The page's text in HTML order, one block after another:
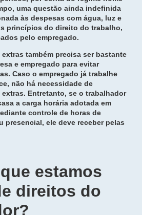
uma questão ainda indefinida
às despesas com água, luz e
princípios do direito do trabalho,
pelo empregado.
também precisa ser bastante
e empregado para evitar
Caso o empregado já trabalhe
não há necessidade de
Entretanto, se o trabalhador
a carga horária adotada em
controle de horas de
presencial, ele deve receber pelas
estamos
direitos do